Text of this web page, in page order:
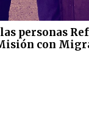
personas
con